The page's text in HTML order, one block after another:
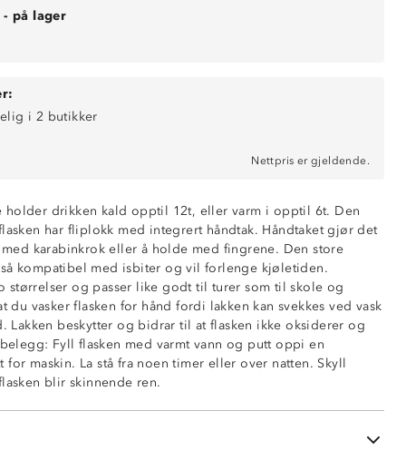
- på lager
i 2 butikker
Nettpris er gjeldende.
holder drikken kald opptil 12t, eller varm i opptil 6t. Den
har fliplokk med integrert håndtak. Håndtaket gjør det
med karabinkrok eller å holde med fingrene. Den store
kompatibel med isbiter og vil forlenge kjøletiden.
størrelser og passer like godt til turer som til skole og
du vasker flasken for hånd fordi lakken kan svekkes ved vask
Lakken beskytter og bidrar til at flasken ikke oksiderer og
Fyll flasken med varmt vann og putt oppi en
maskin. La stå fra noen timer eller over natten. Skyll
blir skinnende ren.
flaske i rustfritt stål
diameter: 5,5cm
håndtak
ikke
(PP)